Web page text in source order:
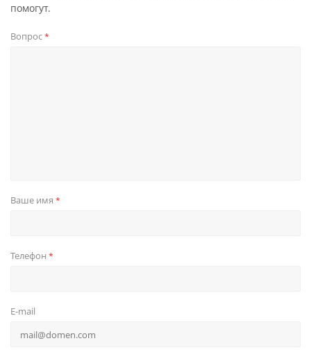
помогут.
Вопрос*
Ваше имя *
Телефон *
E-mail